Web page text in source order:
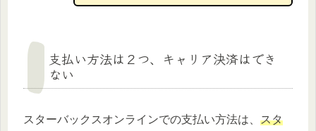
支払い方法は２つ、キャリア決済はでき
ない
スターバックスオンラインでの支払い方法は、 スタ